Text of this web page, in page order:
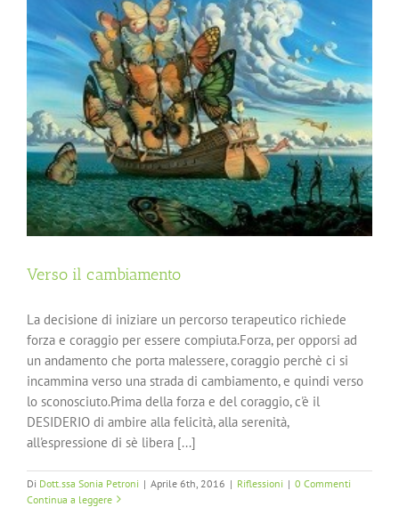
Verso il cambiamento
La decisione di iniziare un percorso terapeutico richiede
forza e coraggio per essere compiuta.Forza, per opporsi ad
un andamento che porta malessere, coraggio perchè ci si
incammina verso una strada di cambiamento, e quindi verso
lo sconosciuto.Prima della forza e del coraggio, c'è il
DESIDERIO di ambire alla felicità, alla serenità,
all'espressione di sè libera [...]
Di Dott.ssa Sonia Petroni | Aprile 6th, 2016 | Riflessioni | 0 Commenti
Continua a leggere